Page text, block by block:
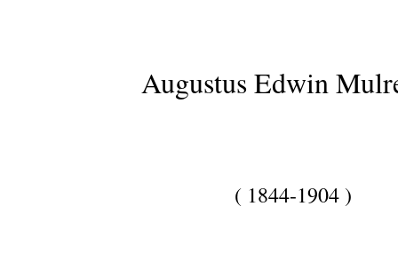
Augustus Edwin
( 1844-1904 )